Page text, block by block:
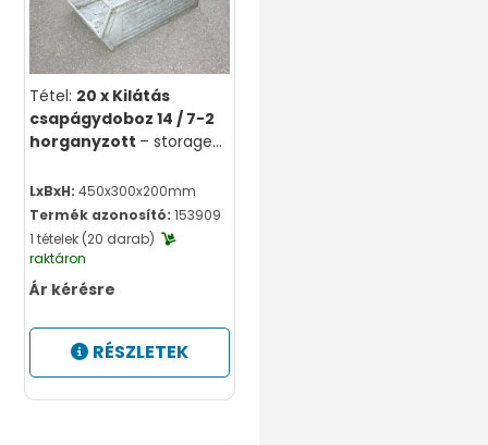
Tétel: 20 x Kilátás
csapágydoboz 14 / 7-2
horganyzott – storage-
LxBxH: 450x300x200mm
Termék azonosító: 153909
1 tételek (20 darab)
raktáron
Ár kérésre
RÉSZLETEK